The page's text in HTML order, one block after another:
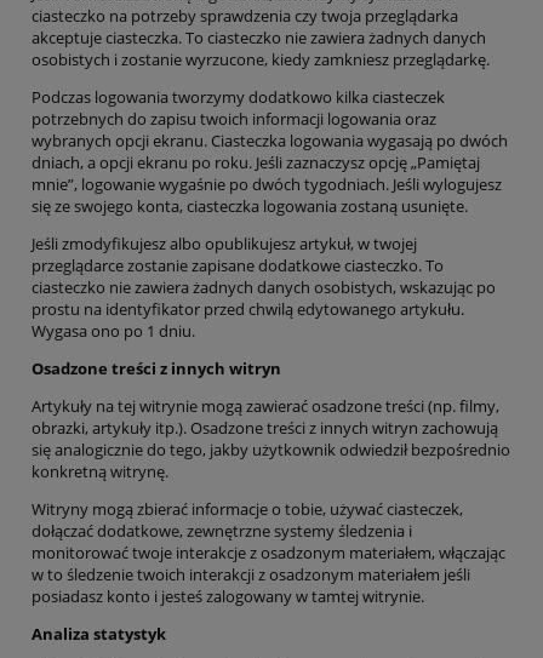
ciasteczko na potrzeby sprawdzenia czy twoja przeglądarka
akceptuje ciasteczka. To ciasteczko nie zawiera żadnych danych
osobistych i zostanie wyrzucone, kiedy zamkniesz przeglądarkę.
Podczas logowania tworzymy dodatkowo kilka ciasteczek
potrzebnych do zapisu twoich informacji logowania oraz
wybranych opcji ekranu. Ciasteczka logowania wygasają po dwóch
dniach, a opcji ekranu po roku. Jeśli zaznaczysz opcję „Pamiętaj
mnie”, logowanie wygaśnie po dwóch tygodniach. Jeśli wylogujesz
się ze swojego konta, ciasteczka logowania zostaną usunięte.
Jeśli zmodyfikujesz albo opublikujesz artykuł, w twojej
przeglądarce zostanie zapisane dodatkowe ciasteczko. To
ciasteczko nie zawiera żadnych danych osobistych, wskazując po
prostu na identyfikator przed chwilą edytowanego artykułu.
Wygasa ono po 1 dniu.
Osadzone treści z innych witryn
Artykuły na tej witrynie mogą zawierać osadzone treści (np. filmy,
obrazki, artykuły itp.). Osadzone treści z innych witryn zachowują
się analogicznie do tego, jakby użytkownik odwiedził bezpośrednio
konkretną witrynę.
Witryny mogą zbierać informacje o tobie, używać ciasteczek,
dołączać dodatkowe, zewnętrzne systemy śledzenia i
monitorować twoje interakcje z osadzonym materiałem, włączając
w to śledzenie twoich interakcji z osadzonym materiałem jeśli
posiadasz konto i jesteś zalogowany w tamtej witrynie.
Analiza statystyk